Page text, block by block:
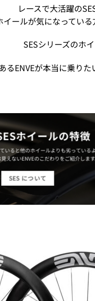
レースで大活躍の
イールが気になってい
SESシリーズのホ
るENVEが本当に乗り
ホイールの特徴
いると他のホイールよりも劣っている
えないENVEのこだわりをご紹介します
SES について